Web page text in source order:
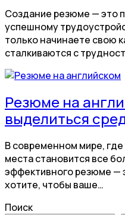
Создание резюме — это
успешному
только начинаете свою
сталкиваются с
Резюме на
выделиться
В современном мире,
места становится все
эффективного резюме —
хотите, чтобы ваше…
Поиск